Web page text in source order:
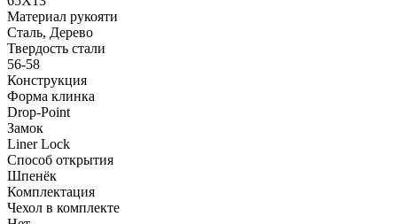
Материал рукояти
Сталь, Дерево
Твердость стали
56-58
Конструкция
Форма клинка
Drop-Point
Замок
Liner Lock
Способ открытия
Шпенёк
Комплектация
Чехол в комплекте